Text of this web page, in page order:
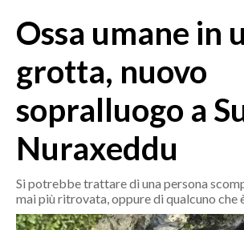
MEDIO CAMPIDANO
SASSARI E PROVINCIA
NUORO E PROVINCIA
OGLIASTRA
CRONACA
Ossa umane in
grotta, nuovo
sopralluogo a
Nuraxeddu
Si potrebbe trattare di una persona
mai più ritrovata, oppure di qualcuno che